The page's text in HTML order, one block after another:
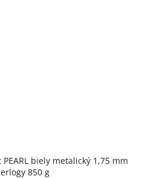
PEARL biely metalický 1,75 mm
850 g